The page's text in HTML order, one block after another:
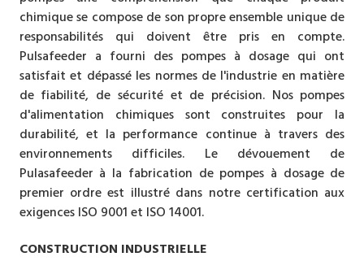
chimique se compose de son propre ensemble unique de
responsabilités qui doivent être pris en compte.
Pulsafeeder a fourni des pompes à dosage qui ont
satisfait et dépassé les normes de l'industrie en matière
de fiabilité, de sécurité et de précision. Nos pompes
d'alimentation chimiques sont construites pour la
durabilité, et la performance continue à travers des
environnements difficiles. Le dévouement de
Pulasafeeder à la fabrication de pompes à dosage de
premier ordre est illustré dans notre certification aux
exigences ISO 9001 et ISO 14001.
CONSTRUCTION INDUSTRIELLE